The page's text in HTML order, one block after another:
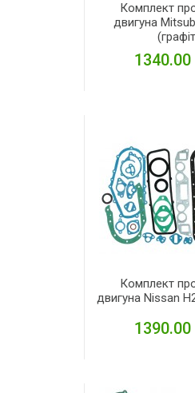
Комплект
двигуна
1340.00
Комплект
двигуна Nissan
1390.00